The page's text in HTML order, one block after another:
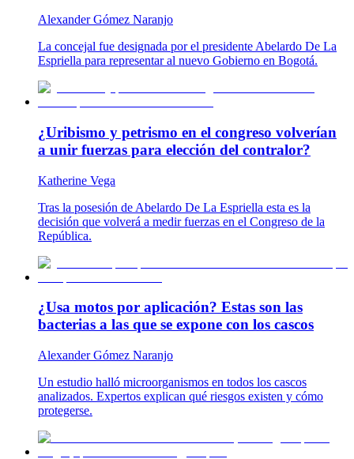
Alexander Gómez Naranjo
La concejal fue designada por el presidente Abelardo De La
Espriella para representar al nuevo Gobierno en Bogotá.
¿Uribismo y petrismo en el congreso volverían
a unir fuerzas para elección del contralor?
Katherine Vega
Tras la posesión de Abelardo De La Espriella esta es la
decisión que volverá a medir fuerzas en el Congreso de la
República.
¿Usa motos por aplicación? Estas son las
bacterias a las que se expone con los cascos
Alexander Gómez Naranjo
Un estudio halló microorganismos en todos los cascos
analizados. Expertos explican qué riesgos existen y cómo
protegerse.